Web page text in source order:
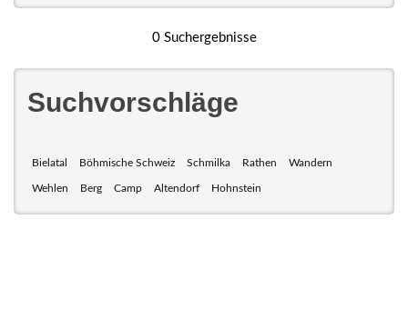
0 Suchergebnisse
Suchvorschläge
Bielatal Böhmische Schweiz Schmilka Rathen Wandern
Wehlen Berg Camp Altendorf Hohnstein